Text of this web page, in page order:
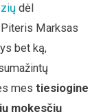
dėl
Marksas
bet ką,
mes tiesiogine
mokesčių